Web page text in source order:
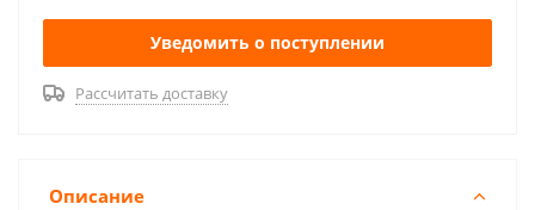
Уведомить о поступлении
Рассчитать доставку
Описание